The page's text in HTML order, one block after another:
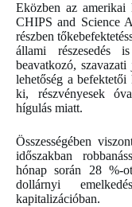
Eközben az amerikai
CHIPS and Science
részben
állami részesedés
beavatkozó,
lehetőség a
ki, részvényesek
hígulás miatt.
Összességében
időszakban
hónap során 28 %-
dollárnyi
kapitalizációban.